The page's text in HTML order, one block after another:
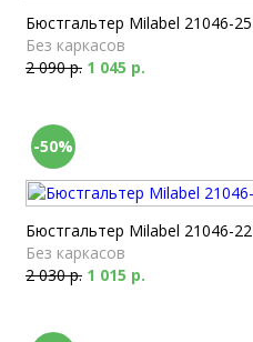
Бюстгальтер Milabel 21046-25
Без каркасов
2 090 р. 1 045 р.
-50%
Бюстгальтер Milabel 21046-22
Без каркасов
2 030 р. 1 015 р.